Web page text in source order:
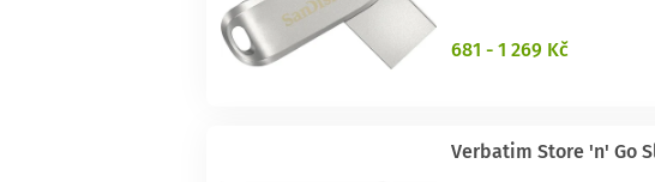
681 - 1 269 Kč
Verbatim Store 'n' Go